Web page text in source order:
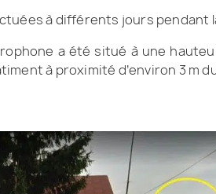
à différents jours pendant
a été situé à une
à proximité d’environ 3 m